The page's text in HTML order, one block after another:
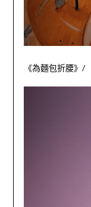
《為麵包折腰》 /